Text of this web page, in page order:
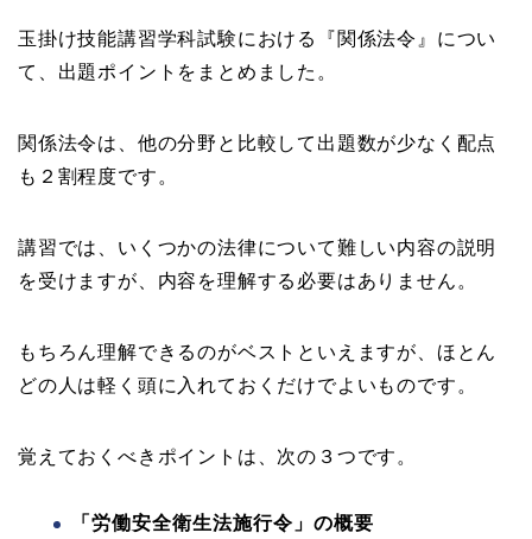
玉掛け技能講習学科試験における『関係法令』につい
て、出題ポイントをまとめました。
関係法令は、他の分野と比較して出題数が少なく配点
も２割程度です。
講習では、いくつかの法律について難しい内容の説明
を受けますが、内容を理解する必要はありません。
もちろん理解できるのがベストといえますが、ほとん
どの人は軽く頭に入れておくだけでよいものです。
覚えておくべきポイントは、次の３つです。
「労働安全衛生法施行令」の概要